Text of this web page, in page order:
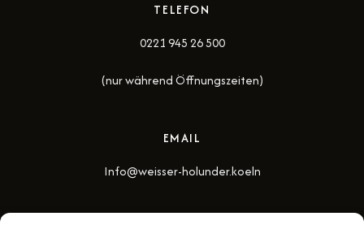
TELEFON
0221 945 26 500
(nur während Öffnungszeiten)
EMAIL
Info@weisser-holunder.koeln